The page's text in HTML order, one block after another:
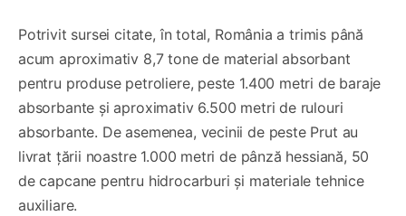
Potrivit sursei citate, în total, România a trimis până
acum aproximativ 8,7 tone de material absorbant
pentru produse petroliere, peste 1.400 metri de baraje
absorbante și aproximativ 6.500 metri de rulouri
absorbante. De asemenea, vecinii de peste Prut au
livrat țării noastre 1.000 metri de pânză hessiană, 50
de capcane pentru hidrocarburi și materiale tehnice
auxiliare.